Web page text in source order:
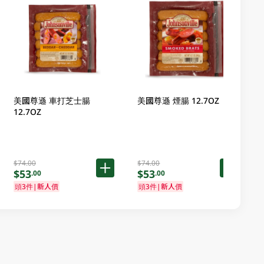
美國尊遜 車打芝士腸
12.7OZ
$74.00
$53.00
頭3件|新人價
美國尊遜 煙腸 12.7OZ
$74.00
$53.00
頭3件|新人價